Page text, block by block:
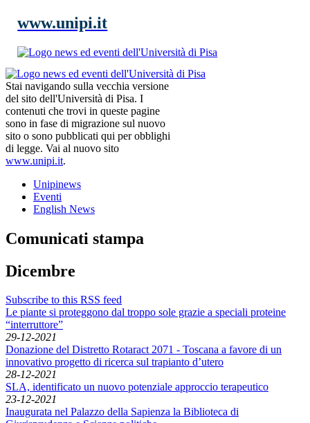
www.unipi.it
Stai navigando sulla vecchia versione
del sito dell'Università di Pisa. I
contenuti che trovi in queste pagine
sono in fase di migrazione sul nuovo
sito o sono pubblicati qui per obblighi
di legge. Vai al nuovo sito
www.unipi.it.
Unipinews
Eventi
English News
Comunicati stampa
Dicembre
Subscribe to this RSS feed
Le piante si proteggono dal troppo sole grazie a speciali proteine
“interruttore”
29-12-2021
Donazione del Distretto Rotaract 2071 - Toscana a favore di un
innovativo progetto di ricerca sul trapianto d’utero
28-12-2021
SLA, identificato un nuovo potenziale approccio terapeutico
23-12-2021
Inaugurata nel Palazzo della Sapienza la Biblioteca di